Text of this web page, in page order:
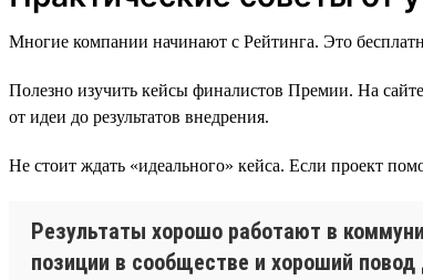
Многие компании начинают с Рейтинга. Это
Полезно изучить кейсы финалистов Премии. На сайте
от идеи до результатов внедрения.
Не стоит ждать «идеального» кейса. Если проект
Результаты хорошо работают в
позиции в сообществе и хороший